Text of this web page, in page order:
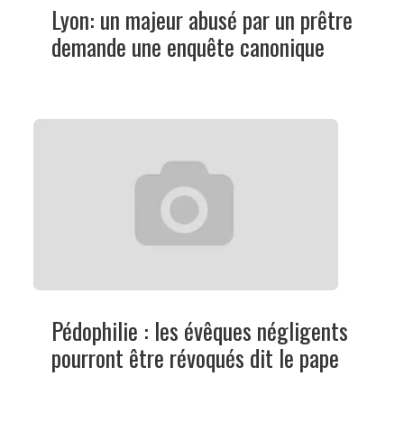
Lyon: un majeur abusé par un prêtre
demande une enquête canonique
Pédophilie : les évêques négligents
pourront être révoqués dit le pape